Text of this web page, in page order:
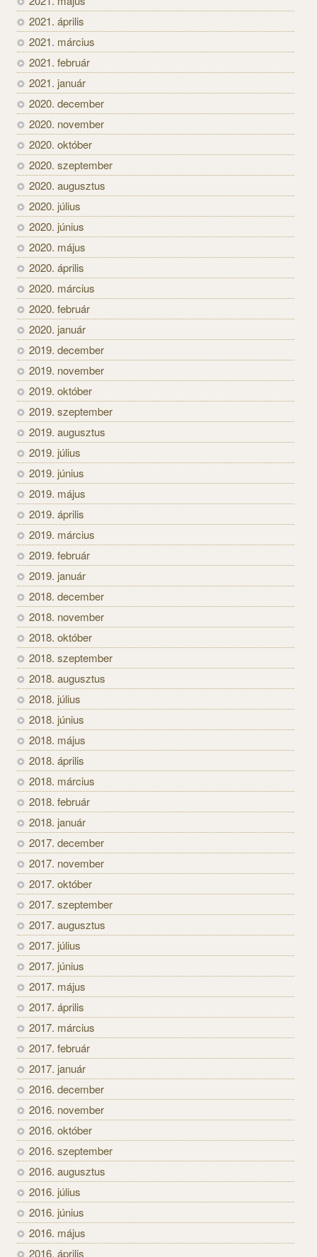
2021. április
2021. március
2021. február
2021. január
2020. december
2020. november
2020. október
2020. szeptember
2020. augusztus
2020. július
2020. június
2020. május
2020. április
2020. március
2020. február
2020. január
2019. december
2019. november
2019. október
2019. szeptember
2019. augusztus
2019. július
2019. június
2019. május
2019. április
2019. március
2019. február
2019. január
2018. december
2018. november
2018. október
2018. szeptember
2018. augusztus
2018. július
2018. június
2018. május
2018. április
2018. március
2018. február
2018. január
2017. december
2017. november
2017. október
2017. szeptember
2017. augusztus
2017. július
2017. június
2017. május
2017. április
2017. március
2017. február
2017. január
2016. december
2016. november
2016. október
2016. szeptember
2016. augusztus
2016. július
2016. június
2016. május
2016. április